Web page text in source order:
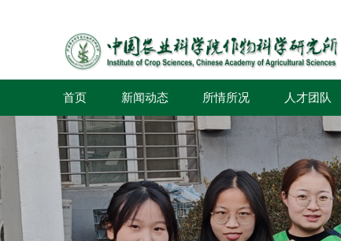
首页 新闻动态 所情所况 人才团队